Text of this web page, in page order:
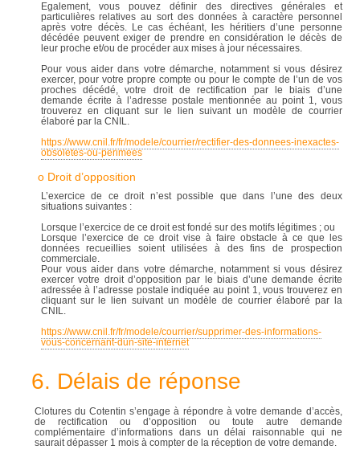
Egalement, vous pouvez définir des directives générales et
particulières relatives au sort des données à caractère personnel
après votre décès. Le cas échéant, les héritiers d’une personne
décédée peuvent exiger de prendre en considération le décès de
leur proche et/ou de procéder aux mises à jour nécessaires.
Pour vous aider dans votre démarche, notamment si vous désirez
exercer, pour votre propre compte ou pour le compte de l’un de vos
proches décédé, votre droit de rectification par le biais d’une
demande écrite à l’adresse postale mentionnée au point 1, vous
trouverez en cliquant sur le lien suivant un modèle de courrier
élaboré par la CNIL.
https://www.cnil.fr/fr/modele/courrier/rectifier-des-donnees-inexactes-
obsoletes-ou-perimees
o Droit d’opposition
L’exercice de ce droit n’est possible que dans l’une des deux
situations suivantes :
Lorsque l’exercice de ce droit est fondé sur des motifs légitimes ; ou
Lorsque l’exercice de ce droit vise à faire obstacle à ce que les
données recueillies soient utilisées à des fins de prospection
commerciale.
Pour vous aider dans votre démarche, notamment si vous désirez
exercer votre droit d’opposition par le biais d’une demande écrite
adressée à l’adresse postale indiquée au point 1, vous trouverez en
cliquant sur le lien suivant un modèle de courrier élaboré par la
CNIL.
https://www.cnil.fr/fr/modele/courrier/supprimer-des-informations-
vous-concernant-dun-site-internet
6. Délais de réponse
Clotures du Cotentin s’engage à répondre à votre demande d’accès,
de rectification ou d’opposition ou toute autre demande
complémentaire d’informations dans un délai raisonnable qui ne
saurait dépasser 1 mois à compter de la réception de votre demande.